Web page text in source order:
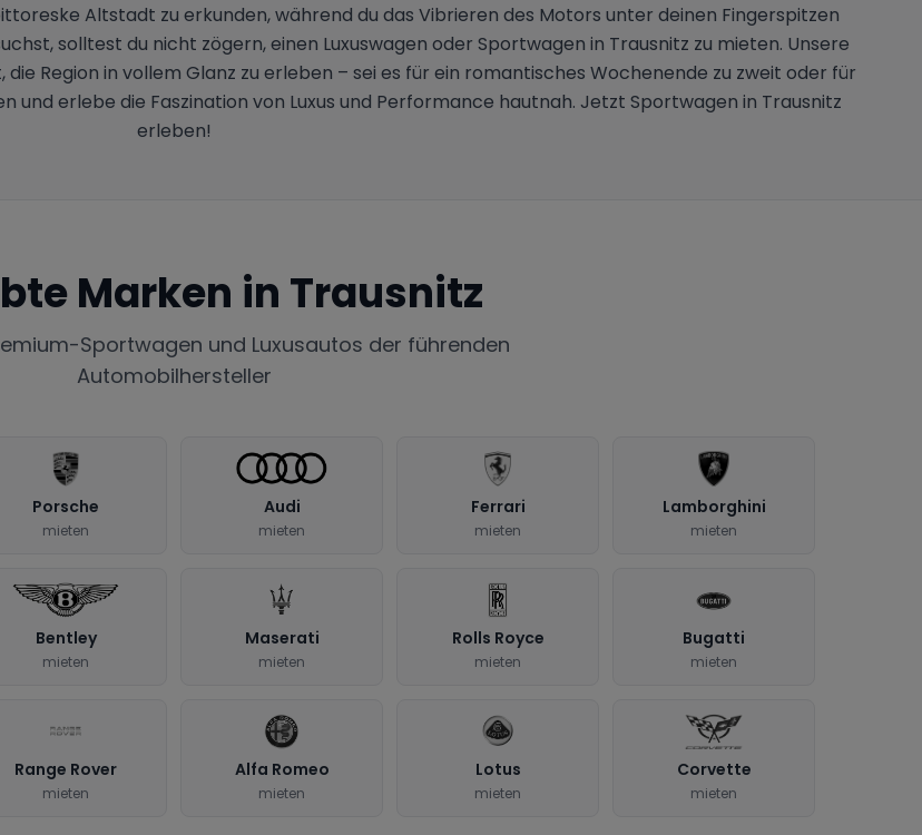
Altstadt zu erkunden, während du das Vibrieren des Motors unter deinen Fingerspitzen
solltest du nicht zögern, einen Luxuswagen oder Sportwagen in Trausnitz zu mieten. Unsere
Region in vollem Glanz zu erleben – sei es für ein romantisches Wochenende zu zweit oder für
und erlebe die Faszination von Luxus und Performance hautnah. Jetzt Sportwagen in Trausnitz
erleben!
Marken in Trausnitz
Sportwagen und Luxusautos der führenden
Automobilhersteller
Porsche
mieten
Audi
mieten
Ferrari
mieten
Lamborghini
mieten
Bentley
mieten
Maserati
mieten
Rolls Royce
mieten
Bugatti
mieten
Range Rover
mieten
Alfa Romeo
mieten
Lotus
mieten
Corvette
mieten